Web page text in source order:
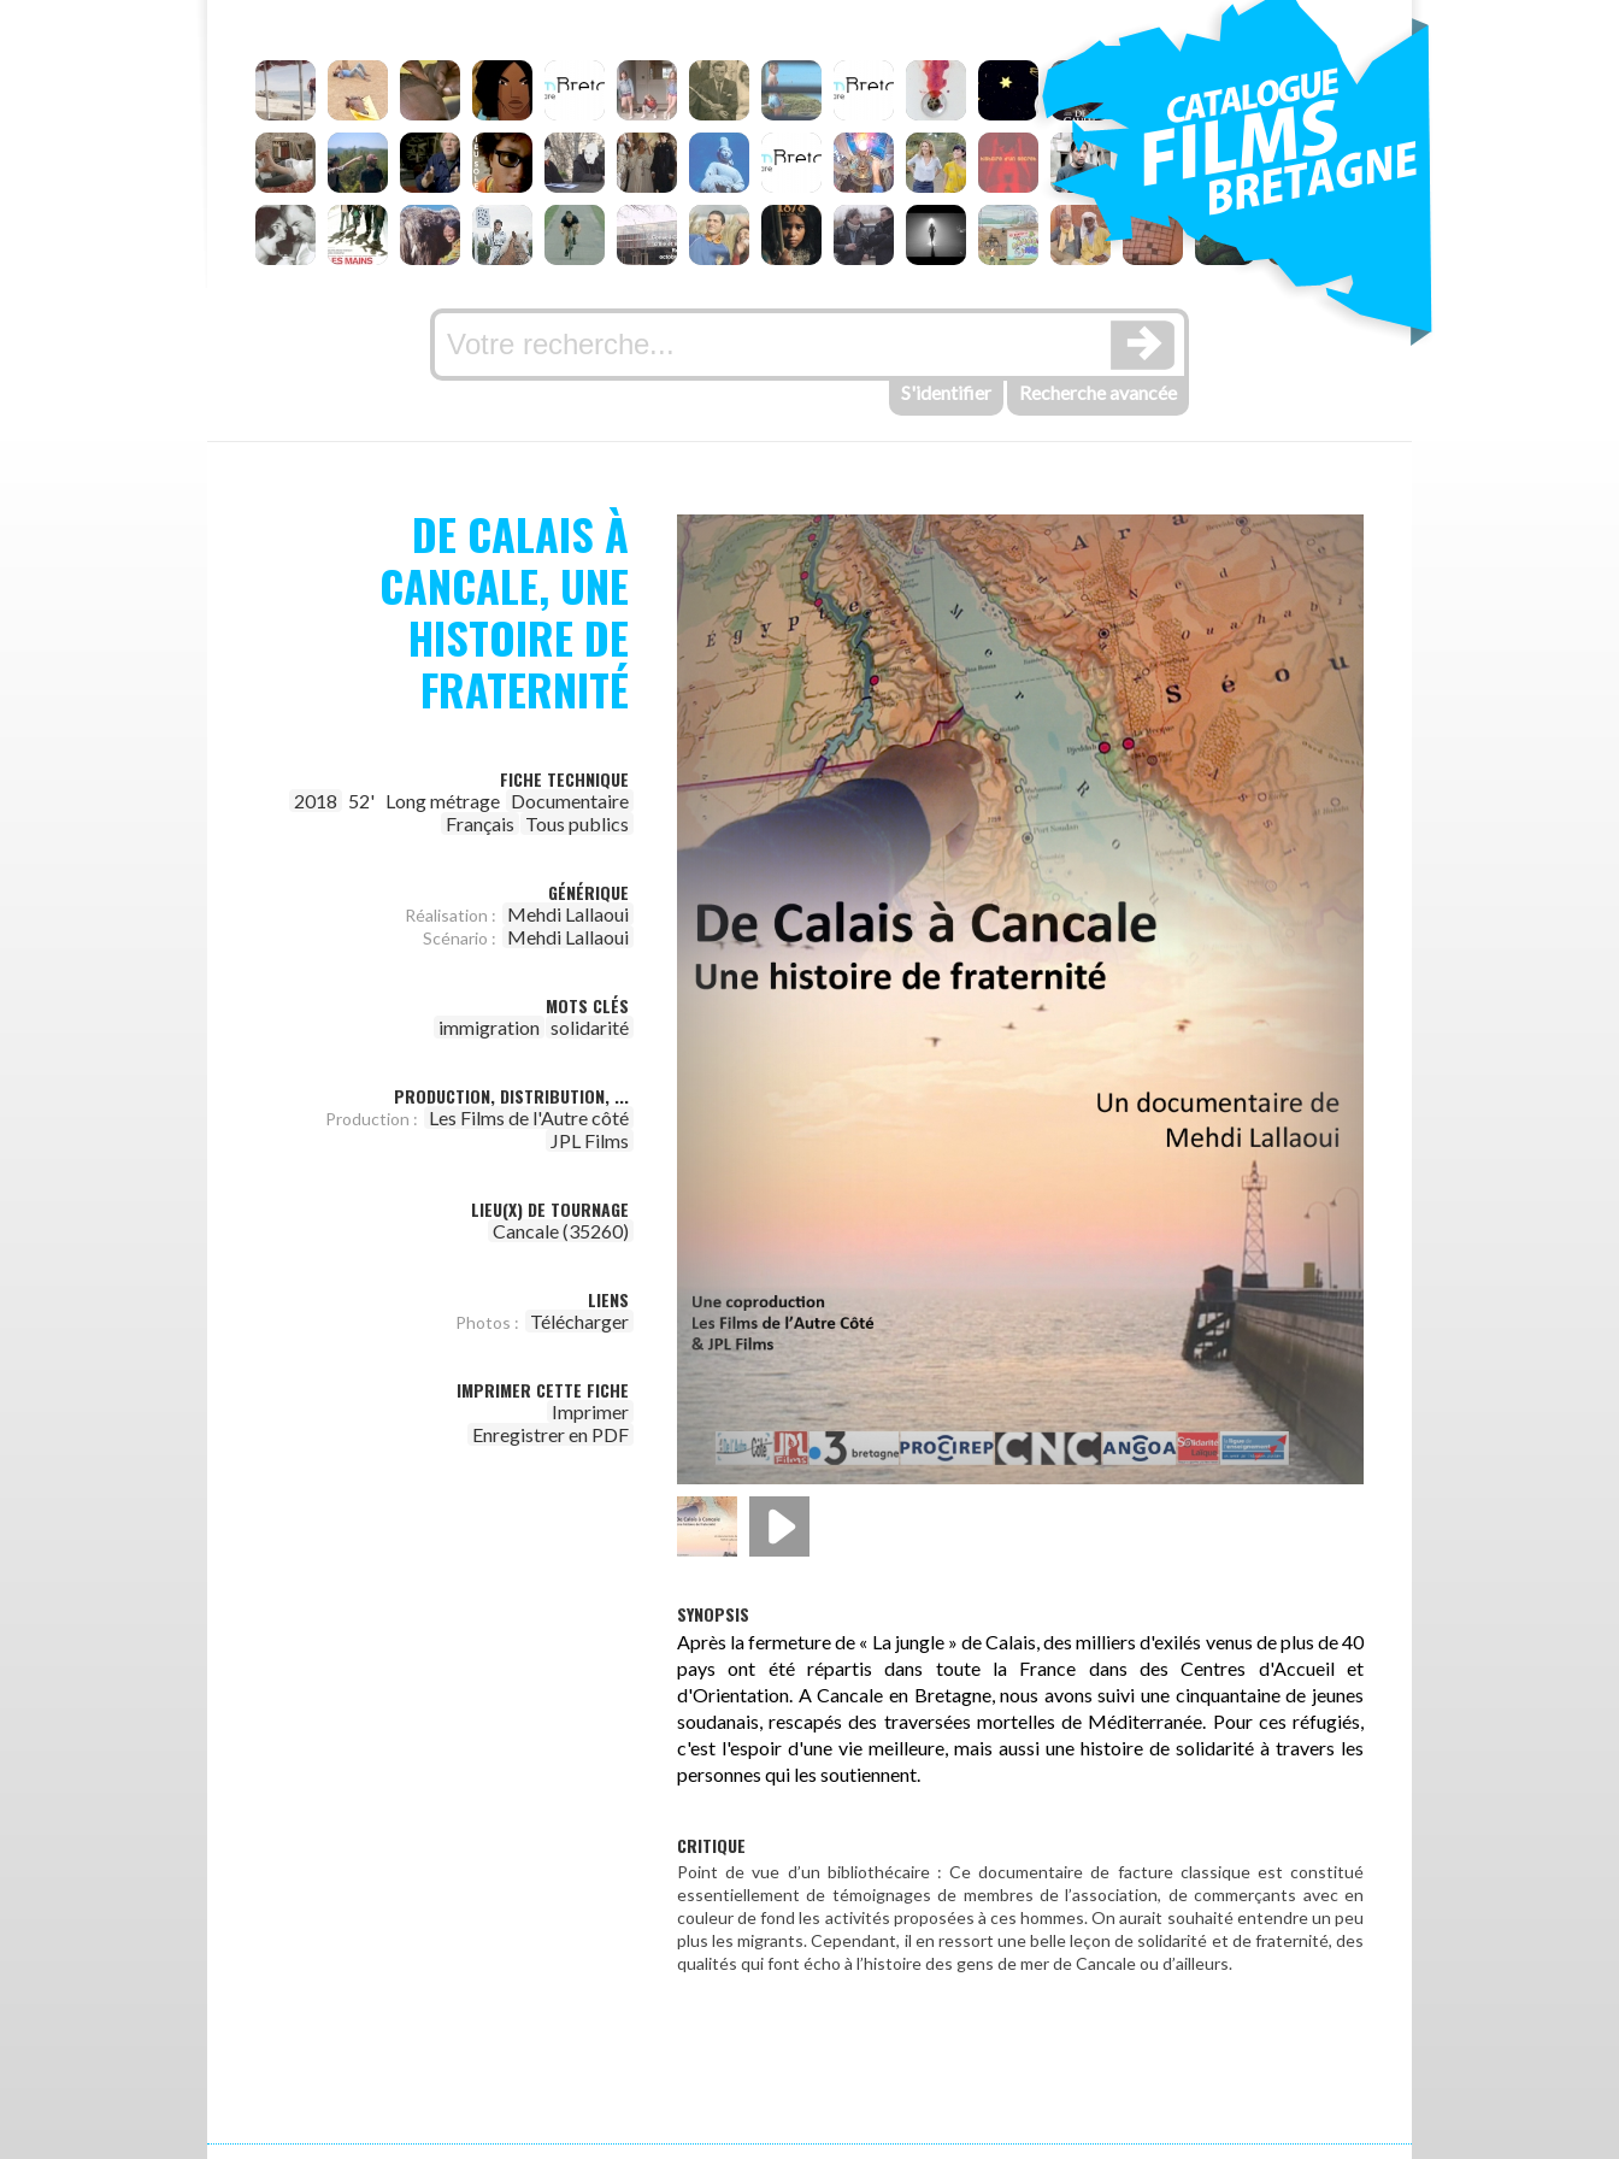
S'identifier Recherche avancée
DE CALAIS À
CANCALE, UNE
HISTOIRE DE
FRATERNITÉ
FICHE TECHNIQUE
2018 52' Long métrage Documentaire
Français Tous publics
GÉNÉRIQUE
Réalisation : Mehdi Lallaoui
Scénario : Mehdi Lallaoui
MOTS CLÉS
immigration solidarité
PRODUCTION, DISTRIBUTION, ...
Production :
Les Films de l'Autre côté
JPL Films
LIEU(X) DE TOURNAGE
Cancale (35260)
LIENS
Photos : Télécharger
IMPRIMER CETTE FICHE
Imprimer
Enregistrer en PDF
SYNOPSIS
Après la fermeture de « La jungle » de Calais, des milliers d'exilés venus de plus de 40
pays ont été répartis dans toute la France dans des Centres d'Accueil et
d'Orientation. A Cancale en Bretagne, nous avons suivi une cinquantaine de jeunes
soudanais, rescapés des traversées mortelles de Méditerranée. Pour ces réfugiés,
c'est l'espoir d'une vie meilleure, mais aussi une histoire de solidarité à travers les
personnes qui les soutiennent.
CRITIQUE
Point de vue d’un bibliothécaire : Ce documentaire de facture classique est constitué
essentiellement de témoignages de membres de l’association, de commerçants avec en
couleur de fond les activités proposées à ces hommes. On aurait souhaité entendre un peu
plus les migrants. Cependant, il en ressort une belle leçon de solidarité et de fraternité, des
qualités qui font écho à l’histoire des gens de mer de Cancale ou d’ailleurs.